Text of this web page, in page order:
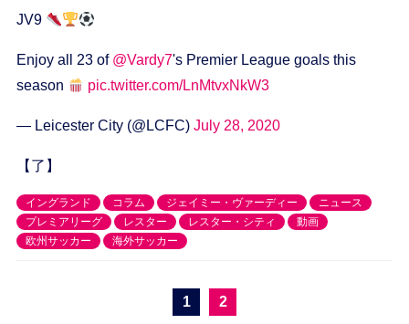
JV9
Enjoy all 23 of @Vardy7's Premier League goals this
season
pic.twitter.com/LnMtvxNkW3
— Leicester City (@LCFC) July 28, 2020
【了】
イングランド コラム ジェイミー・ヴァーディー
ニュース
プレミアリーグ
レスター レスター・シティ
動画
欧州サッカー
海外サッカー
1 2